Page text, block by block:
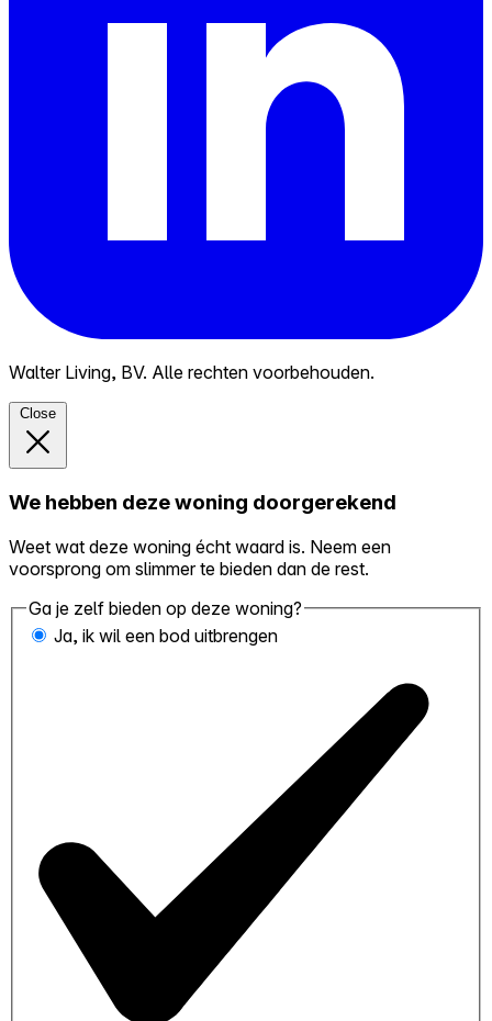
Walter Living, BV. Alle rechten voorbehouden.
Close
We hebben deze woning doorgerekend
Weet wat deze woning écht waard is. Neem een
voorsprong om slimmer te bieden dan de rest.
Ga je zelf bieden op deze woning?
Ja, ik wil een bod uitbrengen